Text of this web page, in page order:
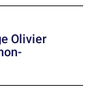
Olivier